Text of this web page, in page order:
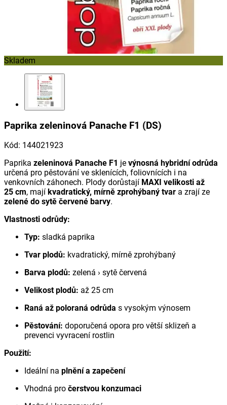
Skladem
Paprika zeleninová Panache F1 (DS)
Kód: 144021923
Paprika zeleninová Panache F1 je výnosná hybridní odrůda
určená pro pěstování ve sklenících, foliovnících i na
venkovních záhonech. Plody dorůstají MAXI velikosti až
25 cm, mají kvadratický, mírně zprohýbaný tvar a zrají ze
zelené do sytě červené barvy.
Vlastnosti odrůdy:
Typ: sladká paprika
Tvar plodů: kvadratický, mírně zprohýbaný
Barva plodů: zelená › sytě červená
Velikost plodů: až 25 cm
Raná až poloraná odrůda s vysokým výnosem
Pěstování: doporučená opora pro větší sklizeň a
prevenci vyvracení rostlin
Použití:
Ideální na plnění a zapečení
Vhodná pro čerstvou konzumaci